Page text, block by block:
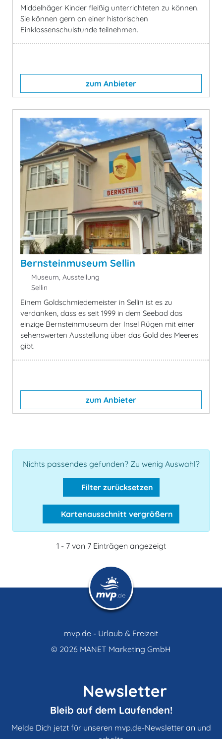
Middelhäger Kinder fleißig unterrichteten zu können.
Sie können gern an einer historischen
Einklassenschulstunde teilnehmen.
zum Anbieter
Bernsteinmuseum Sellin
Museum, Ausstellung
Sellin
Einem Goldschmiedemeister in Sellin ist es zu
verdanken, dass es seit 1999 in dem Seebad das
einzige Bernsteinmuseum der Insel Rügen mit einer
sehenswerten Ausstellung über das Gold des Meeres
gibt.
zum Anbieter
Nichts passendes gefunden? Zu wenig Auswahl?
Filter zurücksetzen
Kartenausschnitt vergrößern
1 - 7 von 7 Einträgen angezeigt
mvp.de - Urlaub & Freizeit
© 2026 MANET Marketing GmbH
Newsletter
Bleib auf dem Laufenden!
Melde Dich jetzt für unseren mvp.de-Newsletter an und